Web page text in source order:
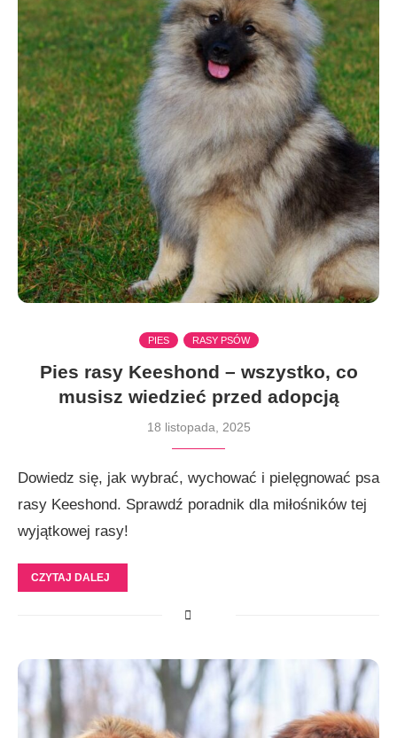
PIES RASY PSÓW
Pies rasy Keeshond – wszystko, co
musisz wiedzieć przed adopcją
18 listopada, 2025
Dowiedz się, jak wybrać, wychować i pielęgnować psa
rasy Keeshond. Sprawdź poradnik dla miłośników tej
wyjątkowej rasy!
CZYTAJ DALEJ